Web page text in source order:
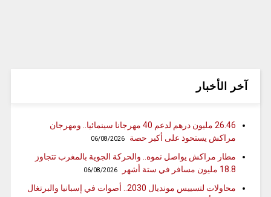
آخر الأخبار
26.46 مليون درهم لدعم 40 مهرجانا سينمائيا.. ومهرجان
مراكش يستحوذ على أكبر حصة
06/08/2026
مطار مراكش يواصل نموه.. والحركة الجوية بالمغرب تتجاوز
18.8 مليون مسافر في ستة أشهر
06/08/2026
محاولات لتسييس مونديال 2030.. أصوات في إسبانيا والبرتغال